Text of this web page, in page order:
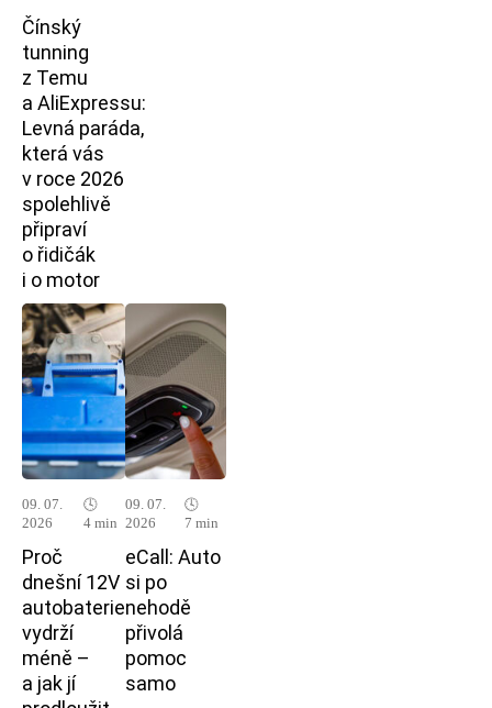
Čínský
tunning
z Temu
a AliExpressu:
Levná paráda,
která vás
v roce 2026
spolehlivě
připraví
o řidičák
i o motor
09. 07.
2026
🕓
4 min
Proč
dnešní 12V
autobaterie
vydrží
méně –
a jak jí
09. 07.
2026
🕓
7 min
eCall: Auto
si po
nehodě
přivolá
pomoc
samo